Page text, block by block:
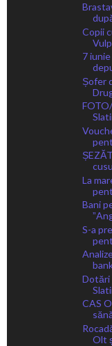
Copii
7
Șofer
La
Bani
S-a
Dotări
CAS
Olt